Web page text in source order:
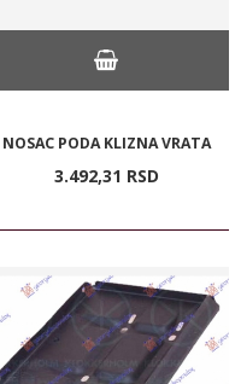
NOSAC PODA KLIZNA VRATA
3.492,31 RSD